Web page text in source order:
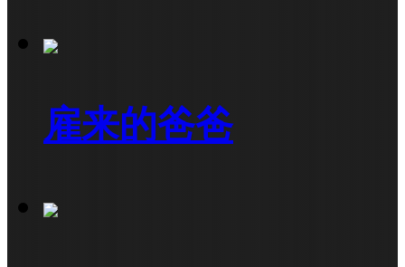
雇来的爸爸